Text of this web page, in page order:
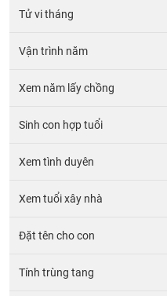
Tử vi tháng
Vận trình năm
Xem năm lấy chồng
Sinh con hợp tuổi
Xem tình duyên
Xem tuổi xây nhà
Đặt tên cho con
Tính trùng tang